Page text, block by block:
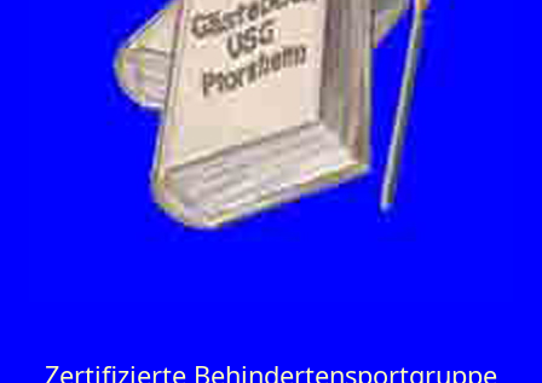
Zertifizierte Behinderten­sportgruppe